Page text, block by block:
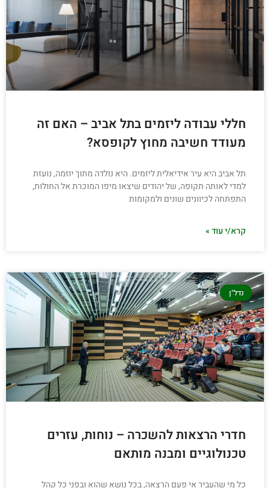
חללי עבודה ליזמים בתל אביב – האם זה
מעודד חשיבה מחוץ לקופסא?
תל אביב היא עיר אידיאלית ליזמים. היא נולדה מתוך יוזמה, נועזת
למדי לאותה תקופה, של יהודים שיצאו מיפו המוכרת אל החולות,
התפתחה לכיוונים שונים ולמקומות
קרא/י עוד »
נדל"ן
חדרי הרצאות להשכרה – נוחות, עזרים
טכנולוגיים ומבנה מותאם
כל מי שהעביר אי פעם הרצאה, בכל נושא שהוא ובפני כל קהל